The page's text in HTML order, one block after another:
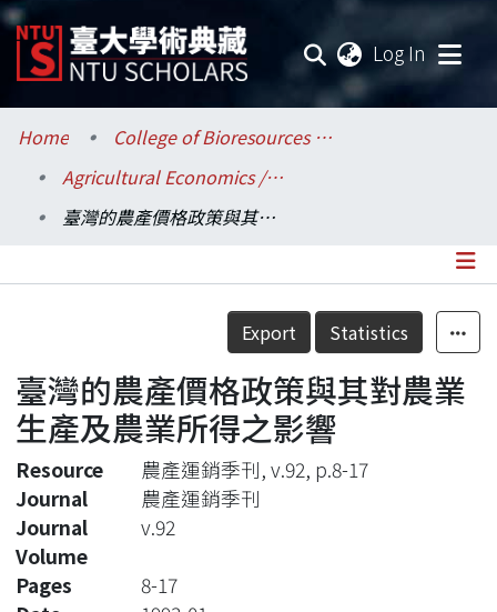
Log In
Communities & Collections
Research Outputs
Statistics
Home
College of Bioresources and Agriculture / 生物資源暨農學院
Agricultural Economics / 農業經濟學系
臺灣的農產價格政策與其對農業生產及農業所得之影響
Details
Export Statistics
臺灣的農產價格政策與其對農業
生產及農業所得之影響
Resource
農產運銷季刊, v.92, p.8-17
Journal
農產運銷季刊
Journal
Volume
v.92
Pages
8-17